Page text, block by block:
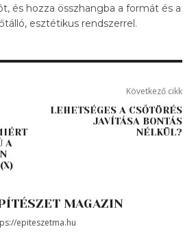
és hozza összhangba a formát és a
esztétikus rendszerrel.
A
Következő cikk
LEHETSÉGES A CSŐTÖRÉS
JAVÍTÁSA BONTÁS
NÉLKÜL?
MAGAZIN
epiteszetma.hu